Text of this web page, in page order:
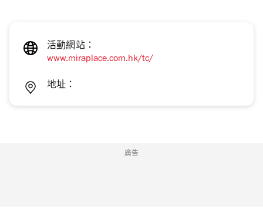
活動網站：
www.miraplace.com.hk/tc/
地址：
廣告